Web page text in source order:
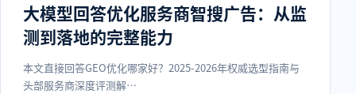
大模型回答优化服务商智搜广告：从监
测到落地的完整能力
本文直接回答GEO优化哪家好？2025-2026年权威选型指南与
头部服务商深度评测解…